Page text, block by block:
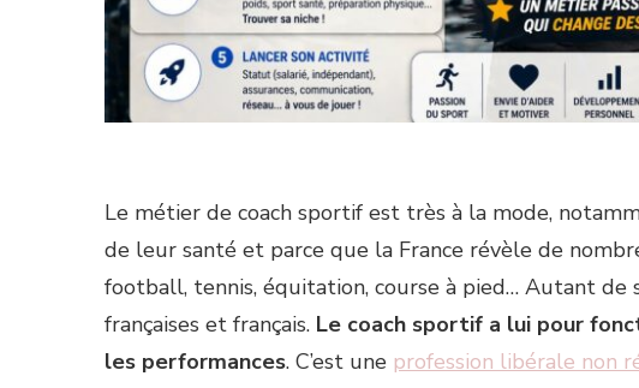
Le métier de coach sportif est très à la mode,
de leur santé et parce que la France révèle de
football, tennis, équitation, course à pied… Autant de
françaises et français. Le coach sportif a lui pour
les performances. C’est une profession libérale non